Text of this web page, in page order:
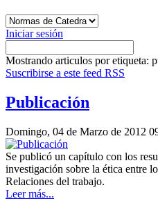
Iniciar sesión
Mostrando articulos por etiqueta:
Suscribirse a este feed RSS
Publicación
Domingo, 04 de Marzo de 2012
Se publicó un capítulo con los
investigación sobre la ética entre
Relaciones del trabajo.
Leer más...